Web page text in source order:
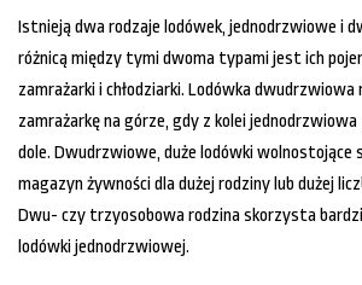
Istnieją dwa rodzaje lodówek, jednodrzwiowe i
różnicą między tymi dwoma typami jest ich
zamrażarki i chłodziarki. Lodówka dwudrzwiowa
zamrażarkę na górze, gdy z kolei jednodrzwiowa
dole. Dwudrzwiowe, duże lodówki wolnostojące
magazyn żywności dla dużej rodziny lub dużej
Dwu- czy trzyosobowa rodzina skorzysta
lodówki jednodrzwiowej.